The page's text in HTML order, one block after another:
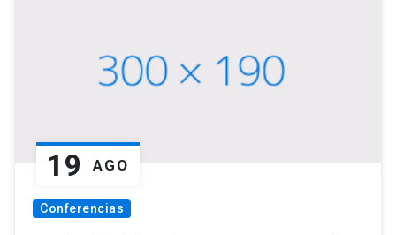
19 AGO
Conferencias